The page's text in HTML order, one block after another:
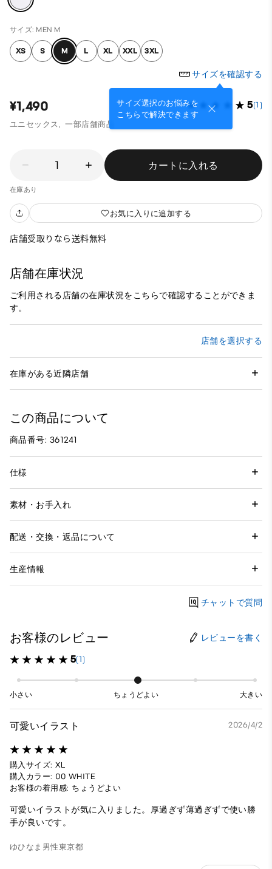
サイズ: MEN M
XS S M L XL XXL 3XL
サイズを確認する
サイズ選択のお悩みを
こちらで解決できます
¥1,490 5(1)
ユニセックス, 一部店舗商品
1 カートに入れる
在庫あり
お気に入りに追加する
店舗受取りなら送料無料
店舗在庫状況
ご利用される店舗の在庫状況をこちらで確認することができま
す。
店舗を選択する
在庫がある近隣店舗
この商品について
商品番号: 361241
仕様
素材・お手入れ
配送・交換・返品について
生産情報
チャットで質問
お客様のレビュー レビューを書く
5(1)
小さい ちょうどよい 大きい
可愛いイラスト 2026/4/2
購入サイズ: XL
購入カラー: 00 WHITE
お客様の着用感: ちょうどよい
可愛いイラストが気に入りました。厚過ぎず薄過ぎずで使い勝
手が良いです。
ゆひなま 男性東京都